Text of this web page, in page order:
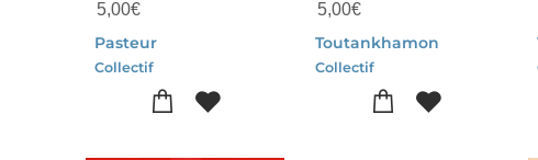
5,00€
Pasteur
Collectif
5,00€
Toutankhamon
Collectif